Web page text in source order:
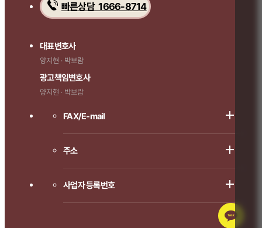
빠른상담 1666-8714
대표변호사
양지현 · 박보람
광고책임변호사
양지현 · 박보람
FAX/E-mail
주소
사업자 등록번호